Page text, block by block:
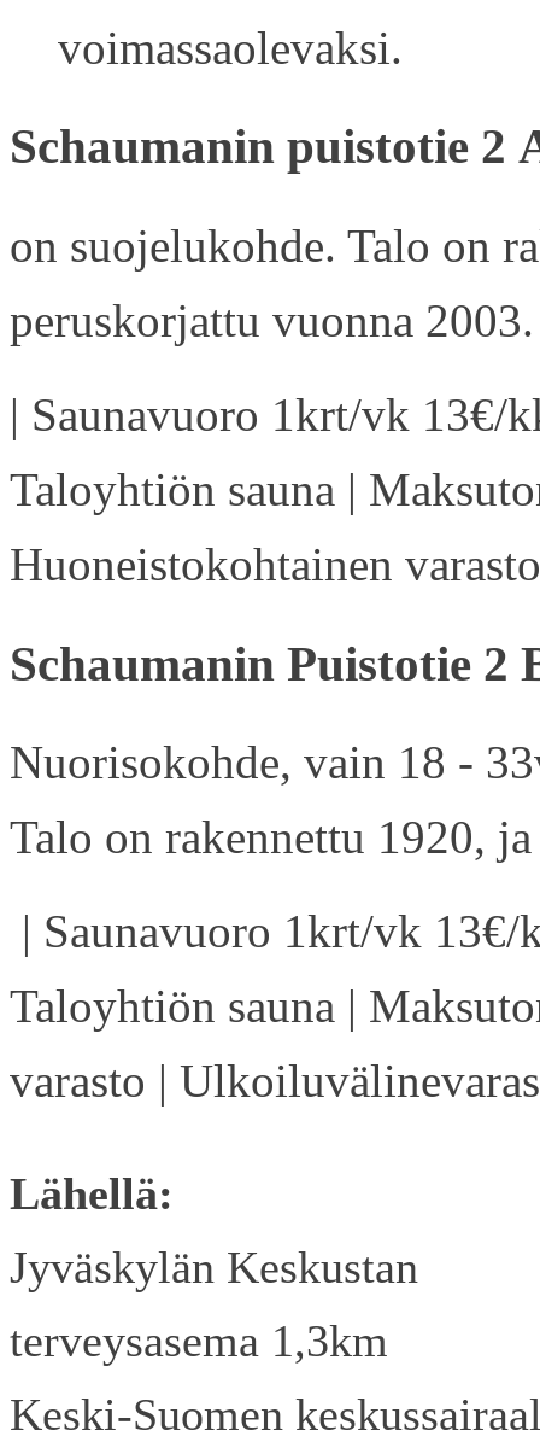
voimassaolevaksi.
Schaumanin puistotie 2
on suojelukohde. Talo on
peruskorjattu vuonna 2003.
| Saunavuoro 1krt/vk 13€/
Taloyhtiön sauna |
Huoneistokohtainen
Schaumanin Puistotie 2
Nuorisokohde, vain 18 -
Talo on rakennettu 1920,
| Saunavuoro 1krt/vk
Taloyhtiön sauna |
varasto |
Lähellä:
Jyväskylän Keskustan
terveysasema 1,3km
Keski-Suomen